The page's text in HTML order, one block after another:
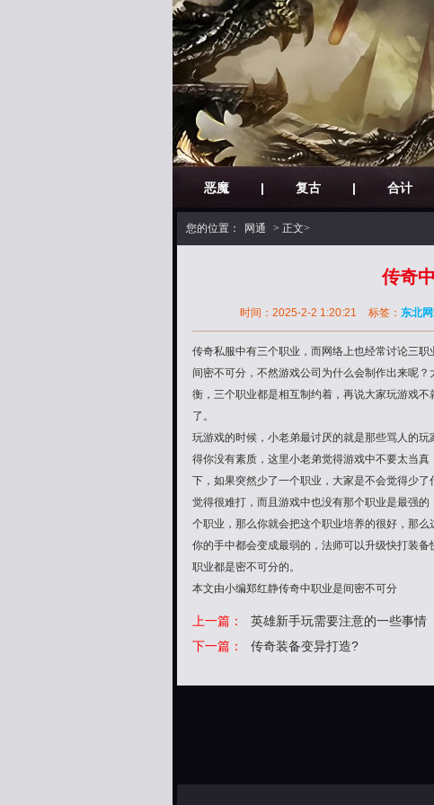
恶魔 | 复古 | 合计
您的位置： 网通 > 正文>
传奇
时间：2025-2-2 1:20:21 标签： 东北
传奇私服中有三个职业，而网络上也经常讨论三
间密不可分，不然游戏公司为什么会制作出来呢
衡，三个职业都是相互制约着，再说大家玩游戏
了。
玩游戏的时候，小老弟最讨厌的就是那些骂人的
得你没有素质，这里小老弟觉得游戏中不要太当
下，如果突然少了一个职业，大家是不会觉得少
觉得很难打，而且游戏中也没有那个职业是最强
个职业，那么你就会把这个职业培养的很好，那
你的手中都会变成最弱的，法师可以升级快打装
职业都是密不可分的。
本文由小编郑红静传奇中职业是间密不可分
上一篇：
英雄新手玩需要注意的一些事情
下一篇：
传奇装备变异打造?